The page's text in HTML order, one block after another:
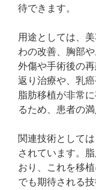
待できます。
用途としては、
わの改善、胸部
外傷や手術後の
返り治療や、乳
脂肪移植が非常
るため、患者の
関連技術として
されています。
おり、これを移
でも期待される